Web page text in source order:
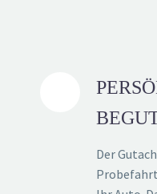
Der